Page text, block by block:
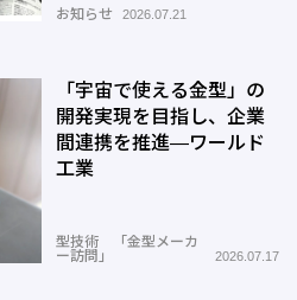
お知らせ 2026.07.21
「宇宙で使える金型」の
開発実現を目指し、企業
間連携を推進―ワールド
工業
型技術 「金型メーカ
ー訪問」
2026.07.17